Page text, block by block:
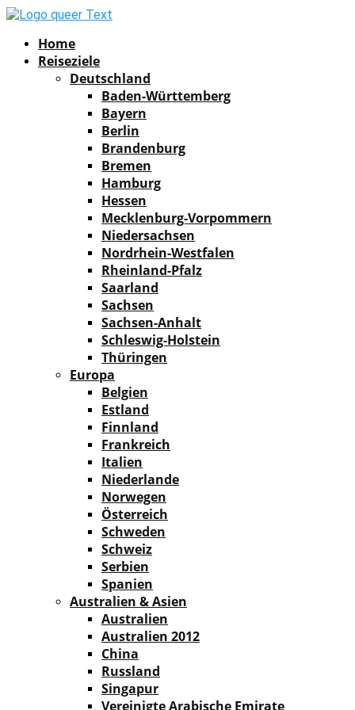
Home
Reiseziele
Deutschland
Baden-Württemberg
Bayern
Berlin
Brandenburg
Bremen
Hamburg
Hessen
Mecklenburg-Vorpommern
Niedersachsen
Nordrhein-Westfalen
Rheinland-Pfalz
Saarland
Sachsen
Sachsen-Anhalt
Schleswig-Holstein
Thüringen
Europa
Belgien
Estland
Finnland
Frankreich
Italien
Niederlande
Norwegen
Österreich
Schweden
Schweiz
Serbien
Spanien
Australien & Asien
Australien
Australien 2012
China
Russland
Singapur
Vereinigte Arabische Emirate